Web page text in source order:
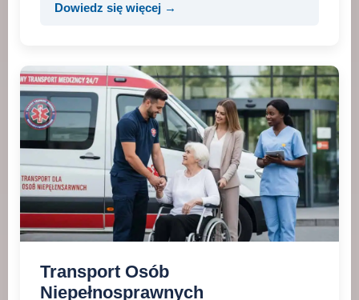
Dowiedz się więcej →
Transport Osób
Niepełnosprawnych